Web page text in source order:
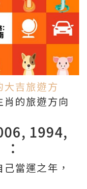
大吉旅遊方
肖的旅遊方向
1994,
當運之年，